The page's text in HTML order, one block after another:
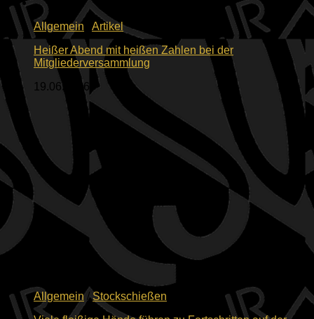
Allgemein
Artikel
Heißer Abend mit heißen Zahlen bei der
Mitgliederversammlung
19.06.2026
Allgemein/Stockschießen